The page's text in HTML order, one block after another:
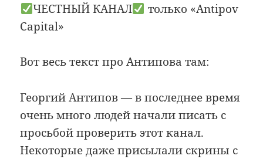
ЧЕСТНЫЙ КАНАЛ
только «Antipov
Capital»
Вот весь текст про Антипова там:
Георгий Антипов — в последнее время
очень много людей начали писать с
просьбой проверить этот канал.
Некоторые даже присылали скрины с